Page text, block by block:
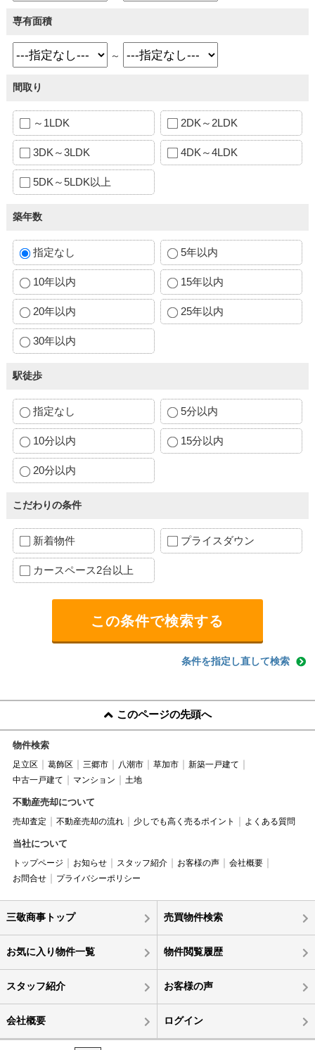
専有面積
～
間取り
～1LDK 2DK～2LDK
3DK～3LDK 4DK～4LDK
5DK～5LDK以上
築年数
指定なし 5年以内
10年以内 15年以内
20年以内 25年以内
30年以内
駅徒歩
指定なし 5分以内
10分以内 15分以内
20分以内
こだわりの条件
新着物件 プライスダウン
カースペース2台以上
条件を指定し直して検索
このページの先頭へ
物件検索
足立区 葛飾区 三郷市 八潮市 草加市
新築一戸建て
中古一戸建て
マンション 土地
不動産売却について
売却査定 不動産売却の流れ 少しでも高く売るポイント よくある質問
当社について
トップページ お知らせ スタッフ紹介 お客様の声
会社概要
お問合せ
プライバシーポリシー
三敬商事トップ 売買物件検索
お気に入り物件一覧 物件閲覧履歴
スタッフ紹介 お客様の声
会社概要 ログイン